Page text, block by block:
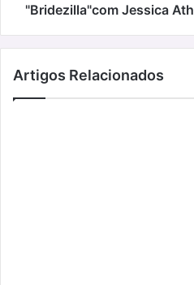
"Bridezilla"com Jessica
Artigos Relacionados